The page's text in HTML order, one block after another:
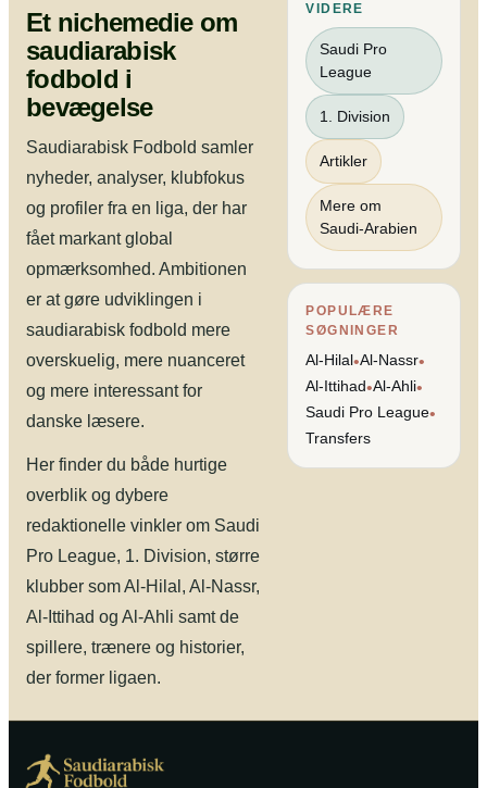
Et nichemedie om
saudiarabisk
fodbold i
bevægelse
Saudiarabisk Fodbold samler
nyheder, analyser, klubfokus
og profiler fra en liga, der har
fået markant global
opmærksomhed. Ambitionen
er at gøre udviklingen i
saudiarabisk fodbold mere
overskuelig, mere nuanceret
og mere interessant for
danske læsere.
Her finder du både hurtige
overblik og dybere
redaktionelle vinkler om Saudi
Pro League, 1. Division, større
klubber som Al-Hilal, Al-Nassr,
Al-Ittihad og Al-Ahli samt de
spillere, trænere og historier,
der former ligaen.
VIDERE
Saudi Pro
League
1. Division
Artikler
Mere om
Saudi-Arabien
POPULÆRE
SØGNINGER
Al-Hilal•Al-Nassr•
Al-Ittihad•Al-Ahli•
Saudi Pro League•
Transfers